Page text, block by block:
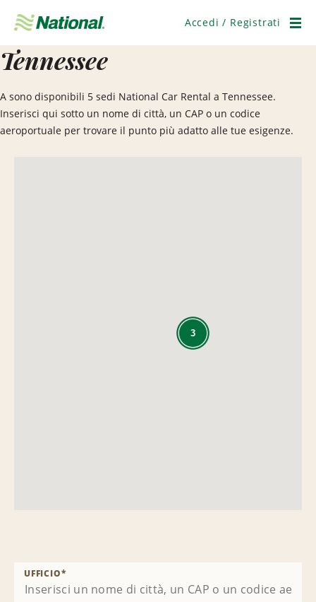
navigazione
Accedi / Registrati
Tennessee
A sono disponibili 5 sedi National Car Rental a Tennessee.
Inserisci qui sotto un nome di città, un CAP o un codice
aeroportuale per trovare il punto più adatto alle tue esigenze.
3
UFFICIO*